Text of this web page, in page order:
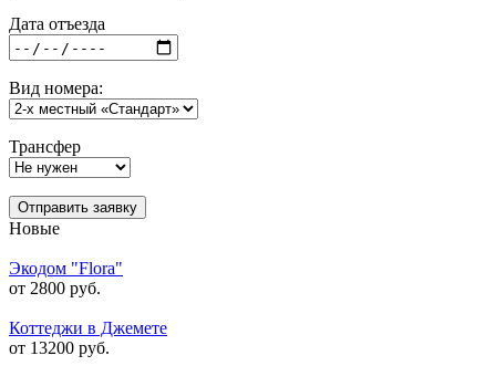
Дата отъезда
Вид номера:
Трансфер
Отправить заявку
Новые
Экодом "Flora"
от 2800 руб.
Коттеджи в Джемете
от 13200 руб.